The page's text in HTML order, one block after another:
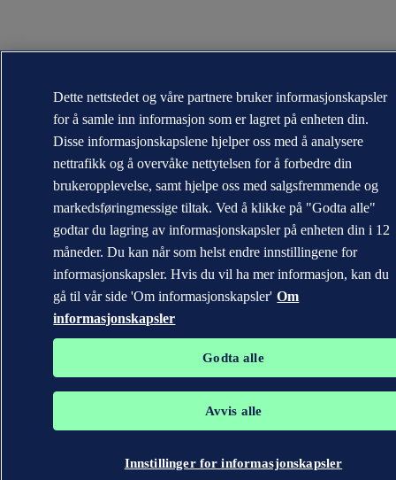
Dette nettstedet og våre partnere bruker informasjonskapsler
for å samle inn informasjon som er lagret på enheten din.
Disse informasjonskapslene hjelper oss med å analysere
nettrafikk og å overvåke nettytelsen for å forbedre din
brukeropplevelse, samt hjelpe oss med salgsfremmende og
markedsføringmessige tiltak. Ved å klikke på "Godta alle"
godtar du lagring av informasjonskapsler på enheten din i 12
måneder. Du kan når som helst endre innstillingene for
informasjonskapsler. Hvis du vil ha mer informasjon, kan du
gå til vår side 'Om informasjonskapsler' Om
informasjonskapsler
Godta alle
Avvis alle
Innstillinger for informasjonskapsler